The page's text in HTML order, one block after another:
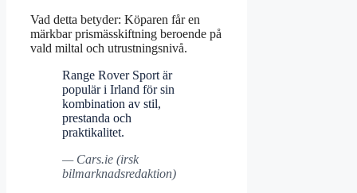
Vad detta betyder: Köparen får en
märkbar prismässkiftning beroende på
vald miltal och utrustningsnivå.
Range Rover Sport är
populär i Irland för sin
kombination av stil,
prestanda och
praktikalitet.
— Cars.ie (irsk
bilmarknadsredaktion)